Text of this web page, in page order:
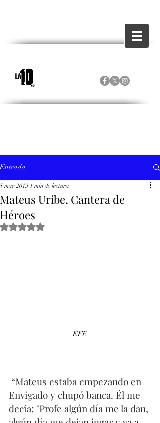
Entrada
Mateus Uribe, Cantera de
Héroes
5 may 2019 1 min de lectura
Obtuvo NaN de 5 estrellas.
EFE
Envigado y chupó banca. Él me
decía: "Profe algún día me la dan,